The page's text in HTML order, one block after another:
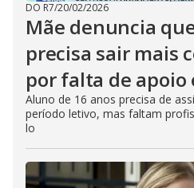
DO R7/20/02/2026
Mãe denuncia
precisa sair mais
por falta de apoio
Aluno de 16 anos precisa de
período letivo, mas faltam
lo